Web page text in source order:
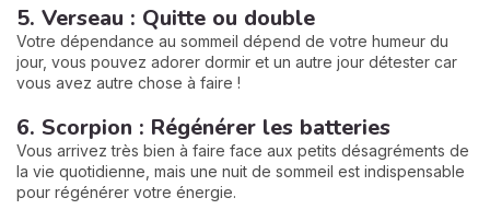
5. Verseau : Quitte ou double
Votre dépendance au sommeil dépend de votre humeur du
jour, vous pouvez adorer dormir et un autre jour détester car
vous avez autre chose à faire !
6. Scorpion : Régénérer les batteries
Vous arrivez très bien à faire face aux petits désagréments de
la vie quotidienne, mais une nuit de sommeil est indispensable
pour régénérer votre énergie.